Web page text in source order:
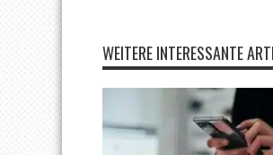
WEITERE INTERESSANTE